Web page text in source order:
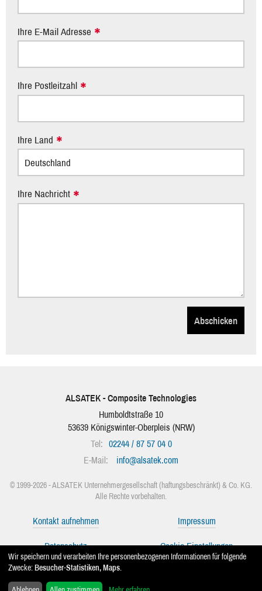
Ihre E-Mail Adresse
Ihre Postleitzahl
Ihre Land
Ihre Nachricht
Abschicken
ALSATEK - Composite Technologies
Humboldtstraße 10
53639 Königswinter-Oberpleis (NRW)
Tel: 02244 / 87 57 04 0
E-Mail:
info@alsatek.com
© 1999-2026 - ALSATEK Unternehmergesellschaft (haftungsbeschränkt) & Co. KG.
Alle Rechte vorbehalten.
Kontakt aufnehmen
Impressum
Datenschutz
Cookie-Einstellungen
Facebook
Wir speichern und verarbeiten Ihre personenbezogenen Informationen für folgende
Zwecke:Besucher-Statistiken, Maps.